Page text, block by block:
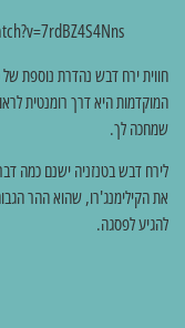
חווית ירח דבש נהדרת נוספת
המוקדמות היא דרך רומנטית
שמחכה לך.
לירח דבש בטנזניה ישנם כמה
את הקילימנג'רו, שהוא ההר
להגיע לפסגה.